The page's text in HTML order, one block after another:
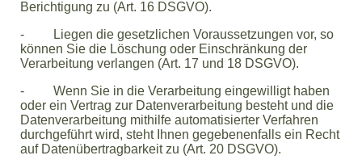
Berichtigung zu (Art. 16 DSGVO).
- Liegen die gesetzlichen Voraussetzungen vor, so
können Sie die Löschung oder Einschränkung der
Verarbeitung verlangen (Art. 17 und 18 DSGVO).
- Wenn Sie in die Verarbeitung eingewilligt haben
oder ein Vertrag zur Datenverarbeitung besteht und die
Datenverarbeitung mithilfe automatisierter Verfahren
durchgeführt wird, steht Ihnen gegebenenfalls ein Recht
auf Datenübertragbarkeit zu (Art. 20 DSGVO).